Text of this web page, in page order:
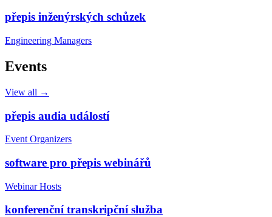
přepis inženýrských schůzek
Engineering Managers
Events
View all →
přepis audia událostí
Event Organizers
software pro přepis webinářů
Webinar Hosts
konferenční transkripční služba